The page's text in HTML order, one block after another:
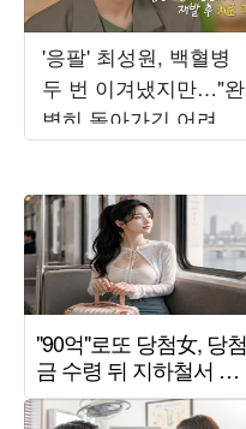
'응팔' 최성원, 백혈병
두 번 이겨냈지만…"완
벽히 돌아가긴 어려워"
('해투')